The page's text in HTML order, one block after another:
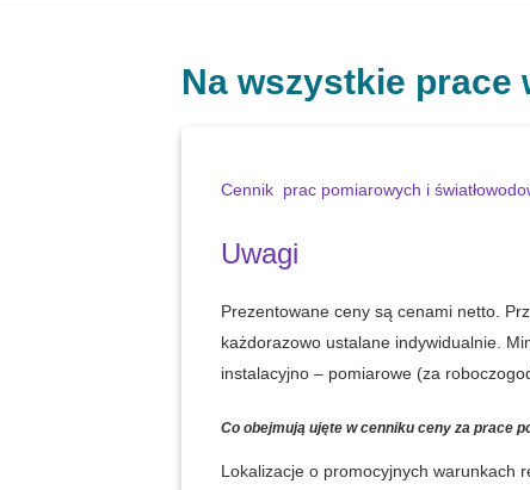
Na wszystkie prace
Cennik prac pomiarowych i
Uwagi
Prezentowane ceny są cenami netto.
każdorazowo ustalane indywidualnie.
instalacyjno – pomiarowe (za
Co obejmują ujęte w cenniku ceny za prace
Lokalizacje o promocyjnych warunkach